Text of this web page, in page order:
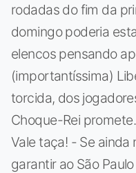
rodadas do fim da
domingo poderia
elencos pensando
(importantíssima)
torcida, dos
Choque-Rei promete.
Vale taça! - Se ainda
garantir ao São